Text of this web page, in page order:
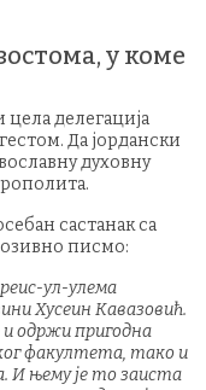
у коме
делегација
Да јордански
духовну
састанак са
писмо:
ул-улема
Хусеин Кавазовић.
и одржи пригодна
факултета, тако и
И њему је то заиста